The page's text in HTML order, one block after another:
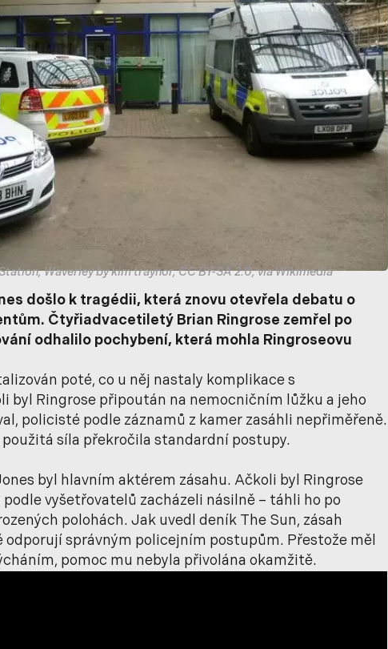
Waverley by kim traynor, CC BY-SA 2.0, via Wikimedia
došlo k tragédii, která znovu otevřela debatu o
Čtyřiadvacetiletý Brian Ringrose zemřel po
odhalilo pochybení, která mohla Ringroseovu
poté, co u něj nastaly komplikace s
byl Ringrose připoután na nemocničním lůžku a jeho
policisté podle záznamů z kamer zasáhli nepřiměřeně.
síla překročila standardní postupy.
byl hlavním aktérem zásahu. Ačkoli byl Ringrose
vyšetřovatelů zacházeli násilně – táhli ho po
polohách. Jak uvedl deník The Sun, zásah
odporují správným policejním postupům. Přestože měl
pomoc mu nebyla přivolána okamžitě.